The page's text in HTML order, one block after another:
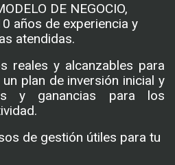
DE NEGOCIO,
años de experiencia y
atendidas.
reales y alcanzables para
plan de inversión inicial y
y ganancias para los
de gestión útiles para tu